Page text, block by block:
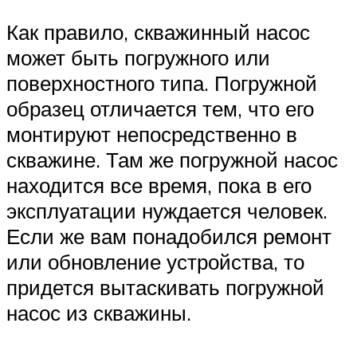
Как правило, скважинный насос
может быть погружного или
поверхностного типа. Погружной
образец отличается тем, что его
монтируют непосредственно в
скважине. Там же погружной насос
находится все время, пока в его
эксплуатации нуждается человек.
Если же вам понадобился ремонт
или обновление устройства, то
придется вытаскивать погружной
насос из скважины.